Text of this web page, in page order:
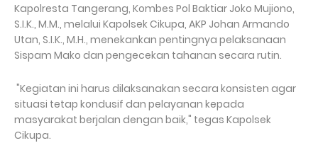
Kapolresta Tangerang, Kombes Pol Baktiar Joko Mujiono,
S.I.K., M.M., melalui Kapolsek Cikupa, AKP Johan Armando
Utan, S.I.K., M.H., menekankan pentingnya pelaksanaan
Sispam Mako dan pengecekan tahanan secara rutin.
"Kegiatan ini harus dilaksanakan secara konsisten agar
situasi tetap kondusif dan pelayanan kepada
masyarakat berjalan dengan baik," tegas Kapolsek
Cikupa.